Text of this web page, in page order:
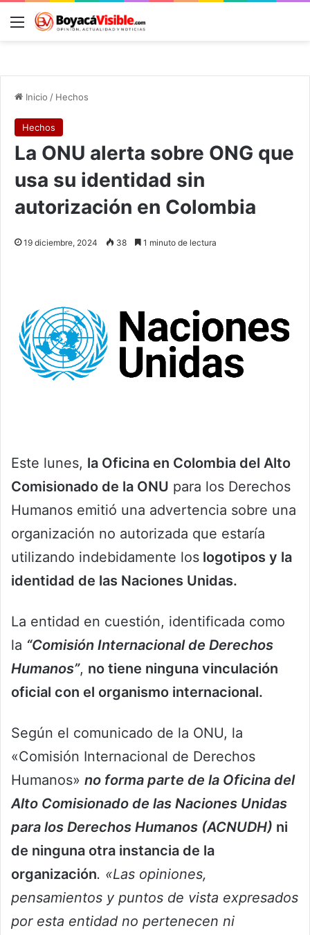
Menú
Inicio / Hechos
Hechos
La ONU alerta sobre ONG que
usa su identidad sin
autorización en Colombia
19 diciembre, 2024 38 1 minuto de lectura
Este lunes, la Oficina en Colombia del Alto
Comisionado de la ONU para los Derechos
Humanos emitió una advertencia sobre una
organización no autorizada que estaría
utilizando indebidamente los logotipos y la
identidad de las Naciones Unidas.
La entidad en cuestión, identificada como
la “Comisión Internacional de Derechos
Humanos”, no tiene ninguna vinculación
oficial con el organismo internacional.
Según el comunicado de la ONU, la
«Comisión Internacional de Derechos
Humanos» no forma parte de la Oficina del
Alto Comisionado de las Naciones Unidas
para los Derechos Humanos (ACNUDH) ni
de ninguna otra instancia de la
organización. «Las opiniones,
pensamientos y puntos de vista expresados
por esta entidad no pertenecen ni